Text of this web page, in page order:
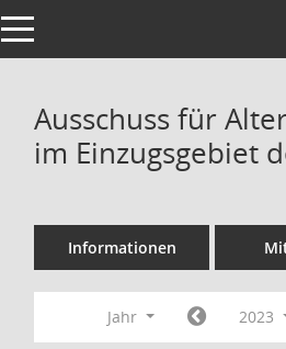
Toggle navigation
Ausschuss für
im Einzugsgebiet
Informationen
Jahr 2023